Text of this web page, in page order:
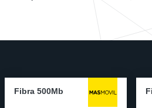
Fibra 500Mb